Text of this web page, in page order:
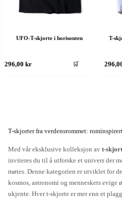
UFO-T-skjorte i horisonten
296,00kr 🛒
T-
på
T-skjorter fra verdensrommet:
Med vår eksklusive kolleksjon av t-
inviteres du til å utforske et univers der
møtes. Denne kategorien er utviklet for
kosmos, astronomi og menneskets evige
ukjente. Hver t-skjorte er mer enn et